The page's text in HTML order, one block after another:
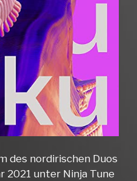
des nordirischen Duos
2021 unter Ninja Tune